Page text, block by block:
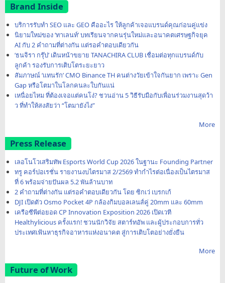
Brand Inside
บริการรับทำ SEO และ GEO คืออะไร ให้ลูกค้าเจอแบรนด์คุณก่อนคู่แข่ง
นิยามใหม่ของ ‘ทาเลนท์’ บทเรียนจากคนรุ่นใหม่และอนาคตเศรษฐกิจยุค
AI กับ 2 คำถามที่ต่างกัน แต่รอคำตอบเดียวกัน
‘ธนจิรา กรุ๊ป’ เดินหน้าขยาย TANACHIRA CLUB เชื่อมต่อทุกแบรนด์กับ
ลูกค้า รองรับการเติบโตระยะยาว
สัมภาษณ์ ‘แทนรัก’ CMO Binance TH คนต่างวัยเข้าใจกันยาก เพราะ Gen
Gap หรือโตมาในโลกคนละใบกันแน่
เหนื่อยไหม ที่ต้องเจอแต่คนโง่? ชวนอ่าน 5 วิธีรับมือกับเพื่อนร่วมงานสุดว้า
ว ที่ทำให้สงสัยว่า “โตมายังไง”
More
Press Release
เลอโนโวเสริมทัพ Esports World Cup 2026 ในฐานะ Founding Partner
ทรู คอร์ปอเรชั่น รายงานงบไตรมาส 2/2569 ทำกำไรต่อเนื่องเป็นไตรมาส
ที่ 6 พร้อมจ่ายปันผล 5.2 พันล้านบาท
2 คำถามที่ต่างกัน แต่รอคำตอบเดียวกัน โดย ซิกเว่ เบรกเก้
DJI เปิดตัว Osmo Pocket 4P กล้องกิมบอลเลนส์คู่ 20mm และ 60mm
เครือซีพีต่อยอด CP Innovation Exposition 2026 เปิดเวที
Healthylicious ครั้งแรก! ชวนนักวิจัย สตาร์ทอัพ และผู้ประกอบการทั่ว
ประเทศเฟ้นหาธุรกิจอาหารแห่งอนาคต สู่การเติบโตอย่างยั่งยืน
More
Future of Work